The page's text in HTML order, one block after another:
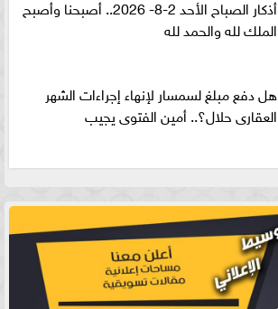
أذكار الصباح الأحد 2-8- 2026.. أصبحنا وأصبح
الملك لله والحمد لله
هل دفع مبلغ لسمسار لإنهاء إجراءات الشهر
العقارى حلال؟.. أمين الفتوى يجيب